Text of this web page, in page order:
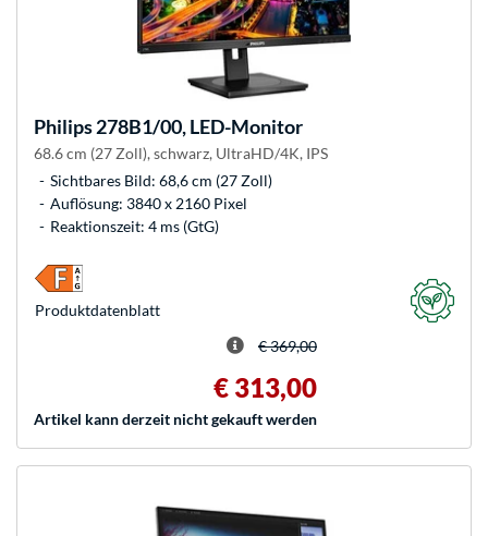
Philips278B1/00, LED-Monitor
68.6 cm (27 Zoll), schwarz, UltraHD/4K, IPS
Sichtbares Bild: 68,6 cm (27 Zoll)
Auflösung: 3840 x 2160 Pixel
Reaktionszeit: 4 ms (GtG)
€ 369,00
€ 313,00
Artikel kann derzeit nicht gekauft werden
Produkt­datenblatt